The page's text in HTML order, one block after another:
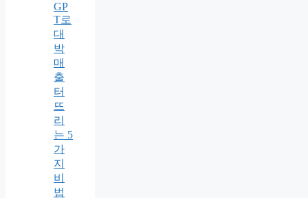
GP
T로
대
박
매
출
터
뜨
리
는 5
가
지
비
법